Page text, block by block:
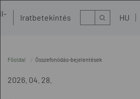
Iratbetekintés Kereső HU
Főoldal Összefonódás-bejelentések
2026. 04. 28.